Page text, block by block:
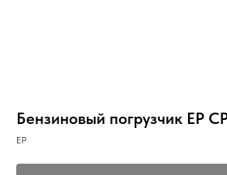
Бензиновый погрузчик EP
EP